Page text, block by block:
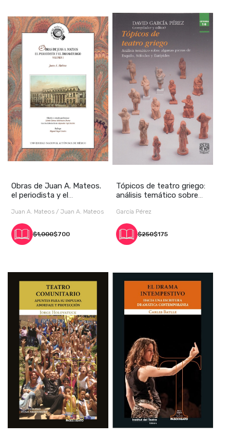
Obras de Juan A. Mateos.
el periodista y el
Juan A. Mateos / Juan A. Mateos
$1,000$700
Tópicos de teatro griego:
análisis temático sobre
García Pérez
$250$175